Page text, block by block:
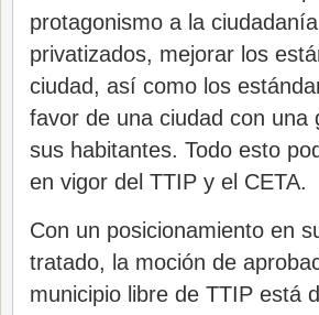
protagonismo a la
privatizados, mejorar los
ciudad, así como los
favor de una ciudad con
sus habitantes. Todo esto
en vigor del TTIP y el CETA.
Con un posicionamiento en
tratado, la moción de
municipio libre de TTIP está